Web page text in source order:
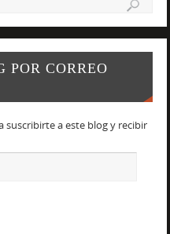
POR CORREO
a este blog y recibir